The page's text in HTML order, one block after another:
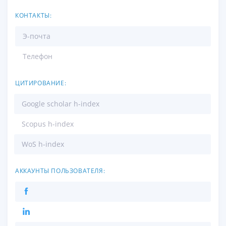
КОНТАКТЫ:
Э-почта
Телефон
ЦИТИРОВАНИЕ:
Google scholar h-index
Scopus h-index
WoS h-index
АККАУНТЫ ПОЛЬЗОВАТЕЛЯ: